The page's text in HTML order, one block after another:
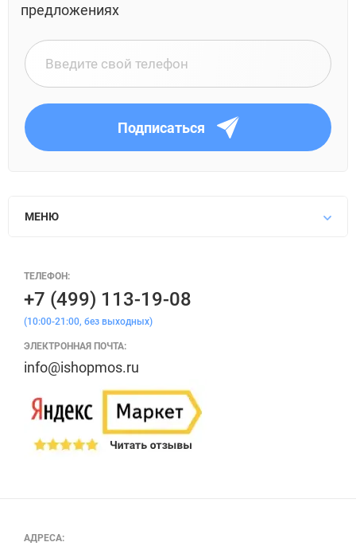
предложениях
Подписаться
МЕНЮ
АДРЕСА:
ТЕЛЕФОН:
+7 (499) 113-19-08
(10:00-21:00, без выходных)
ЭЛЕКТРОННАЯ ПОЧТА:
info@ishopmos.ru